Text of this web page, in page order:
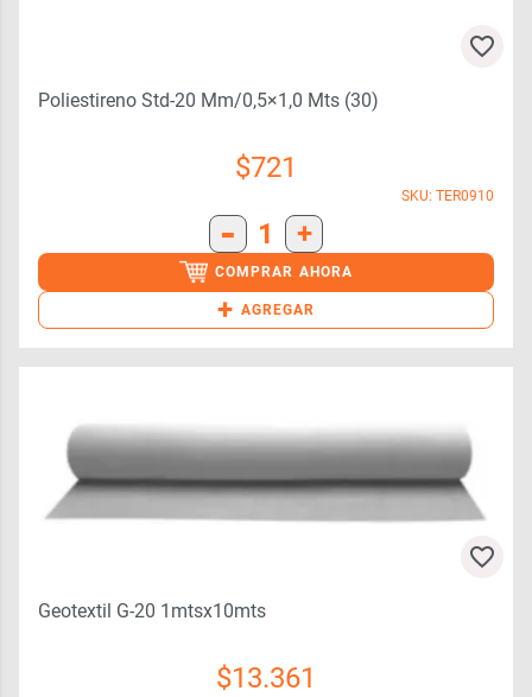
Poliestireno Std-20 Mm/0,5×1,0 Mts (30)
$721
SKU: TER0910
- 1 +
COMPRAR AHORA
+ AGREGAR
Geotextil G-20 1mtsx10mts
$13.361